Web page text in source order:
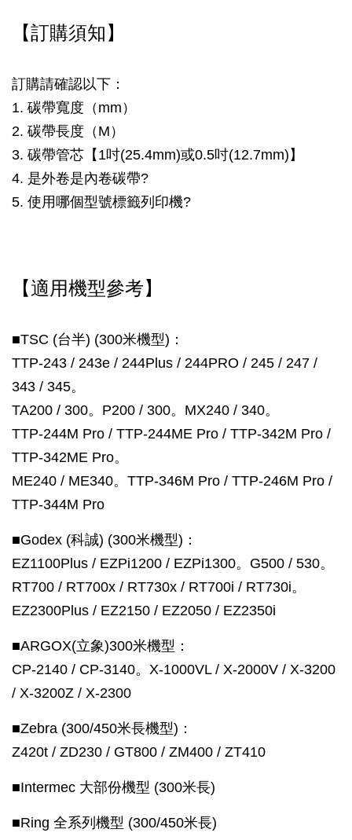
【訂購須知】
訂購請確認以下：
1. 碳帶寬度（mm）
2. 碳帶長度（M）
3. 碳帶管芯【1吋(25.4mm)或0.5吋(12.7mm)】
4. 是外卷是內卷碳帶?
5. 使用哪個型號標籤列印機?
【適用機型參考】
■TSC (台半) (300米機型) ：
TTP-243 / 243e / 244Plus / 244PRO / 245 / 247 /
343 / 345。
TA200 / 300。P200 / 300。MX240 / 340。
TTP-244M Pro / TTP-244ME Pro / TTP-342M Pro /
TTP-342ME Pro。
ME240 / ME340。TTP-346M Pro / TTP-246M Pro /
TTP-344M Pro
■Godex (科誠) (300米機型)：
EZ1100Plus / EZPi1200 / EZPi1300。G500 / 530。
RT700 / RT700x / RT730x / RT700i / RT730i。
EZ2300Plus / EZ2150 / EZ2050 / EZ2350i
■ARGOX(立象)300米機型：
CP-2140 / CP-3140。X-1000VL / X-2000V / X-3200
/ X-3200Z / X-2300
■Zebra (300/450米長機型)：
Z420t / ZD230 / GT800 / ZM400 / ZT410
■Intermec 大部份機型 (300米長)
■Ring 全系列機型 (300/450米長)